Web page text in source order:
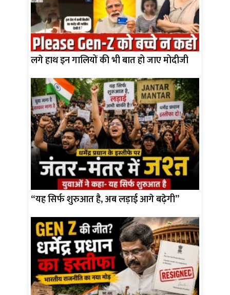
लगे हाथ इन गालियों की भी बात हो जाए मोदीजी
“यह सिर्फ शुरुआत है, अब लड़ाई आगे बढ़ेगी”